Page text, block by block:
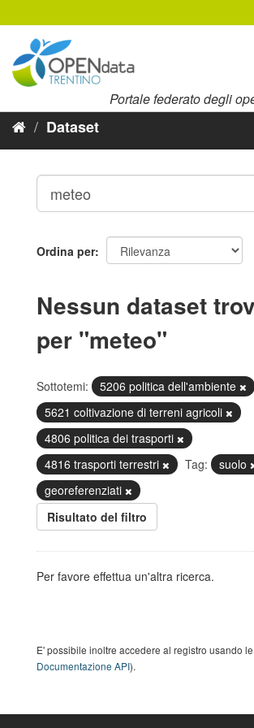
al
contenuto
Portale federato degli
Dataset
Ordina per
Nessun dataset
per "meteo"
Sottotemi:
5206 politica dell'ambiente
5621 coltivazione di terreni agricoli
4806 politica dei trasporti
4816 trasporti terrestri
Tag:
suolo
georeferenziati
Risultato del filtro
Per favore effettua un'altra ricerca.
E' possibile inoltre accedere al registro usando le
Documentazione API).